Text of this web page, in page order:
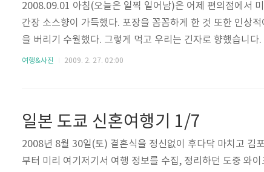
2008.09.01 아침(오늘은 일찍 일어남)은 어제 편의점에서
간장 소스향이 가득했다. 포장을 꼼꼼하게 한 것 또한 인상
을 버리기 수월했다. 그렇게 먹고 우리는 긴자로 향했습니
이 있다. 요즘 소니는 예전만큼 못하긴 해도 세계적인 전자
여행&사진 2009. 2. 27. 02:00
일본 도쿄 신혼여행기 1/7
2008년 8월 30일(토) 결혼식을 정신없이 후다닥 마치고 김
부터 미리 여기저기서 여행 정보를 수집, 정리하던 도중 와